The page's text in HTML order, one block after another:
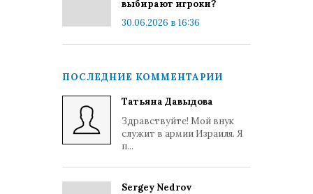
выбирают игроки?
30.06.2026 в 16:36
ПОСЛЕДНИЕ КОММЕНТАРИИ
Татьяна Давыдова
Здравствуйте! Мой внук
служит в армии Израиля. Я
п...
Sergey Nedrov